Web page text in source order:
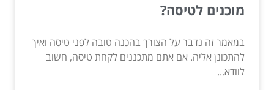
מוכנים לטיסה?
במאמר זה נדבר על הצורך בהכנה טובה לפני טיסה ואיך
להתכונן אליה. אם אתם מתכננים לקחת טיסה, חשוב
לוודא...